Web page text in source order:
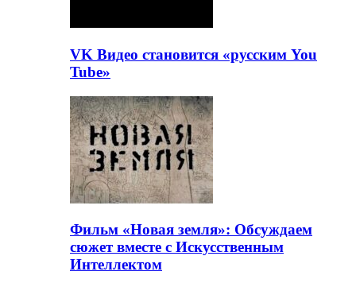
VK Видео становится «русским You
Tube»
Фильм «Новая земля»: Обсуждаем
сюжет вместе с Искусственным
Интеллектом